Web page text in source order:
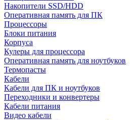
Накопители SSD/HDD
Оперативная память для ПК
Процессоры
Блоки питания
Корпуса
Кулеры для процессора
Оперативная память для ноутбуков
Термопасты
Кабели
Кабели для ПК и ноутбуков
Переходники и конвертеры
Кабели питания
Видео кабели